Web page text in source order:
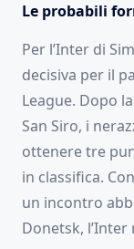
Le probabili
Per l’Inter di
decisiva per il
League. Dopo
San Siro, i
ottenere tre
in classifica.
un incontro
Donetsk,